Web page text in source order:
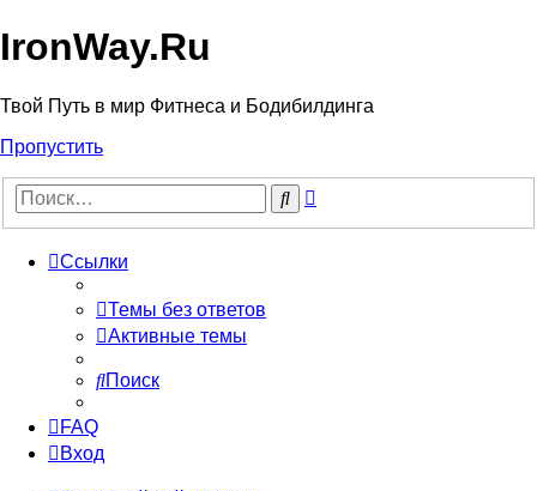
IronWay.Ru
Твой Путь в мир Фитнеса и Бодибилдинга
Пропустить
Поиск
Ссылки
Темы без ответов
Активные темы
Поиск
FAQ
Вход